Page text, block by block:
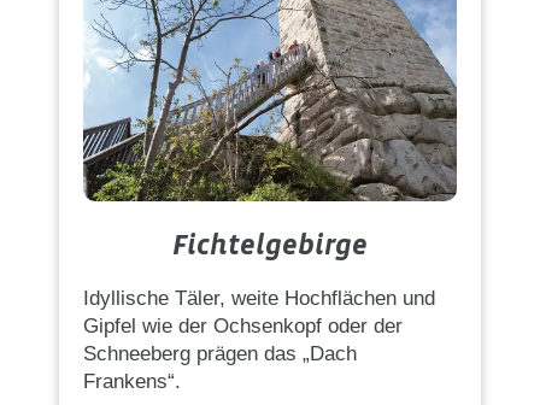
Fichtelgebirge
Idyllische Täler, weite Hochflächen und
Gipfel wie der Ochsenkopf oder der
Schneeberg prägen das „Dach
Frankens“.